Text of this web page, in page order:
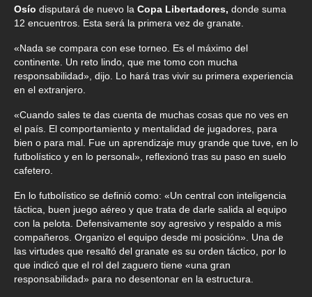
Osío disputará de nuevo la Copa Libertadores, donde suma
12 encuentros. Esta será la primera vez de granate.
«Nada se compara con ese torneo. Es el máximo del
continente. Un reto lindo, que me tomo con mucha
responsabilidad», dijo. Lo hará tras vivir su primera experiencia
en el extranjero.
«Cuando sales te das cuenta de muchas cosas que no ves en
el país. El comportamiento y mentalidad de jugadores, para
bien o para mal. Fue un aprendizaje muy grande que tuve, en lo
futbolístico y en lo personal», reflexionó tras su paso en suelo
cafetero.
En lo futbolístico se definió como: «Un central con inteligencia
táctica, buen juego aéreo y que trata de darle salida al equipo
con la pelota. Defensivamente soy agresivo y respaldo a mis
compañeros. Organizo el equipo desde mi posición». Una de
las virtudes que resaltó del granate es su orden táctico, por lo
que indicó que el rol del zaguero tiene «una gran
responsabilidad» para no desentonar en la estructura.